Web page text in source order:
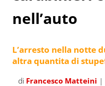
nell’auto
L’arresto nella notte
altra quantita di
di Francesco Matteini |